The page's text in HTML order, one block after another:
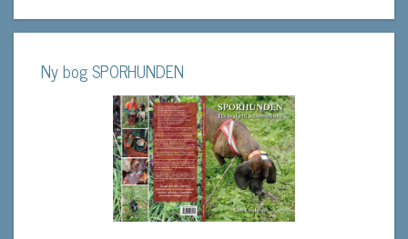
Ny bog SPORHUNDEN